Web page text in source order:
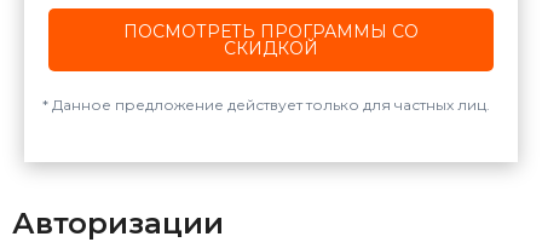
ПОСМОТРЕТЬ ПРОГРАММЫ СО
СКИДКОЙ
Данное предложение действует только для частных лиц.
Авторизации